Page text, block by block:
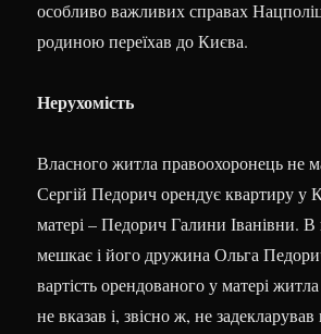
особливо важливих справах
родиною переїхав до Києва.
Нерухомість
Власного житла правоохоронець не
Сергій Педорич орендує квартиру у
матері – Педорич Галини Іванівни. В
мешкає і його дружина Ольга
вартість орендованого у матері
не вказав і, звісно ж, не